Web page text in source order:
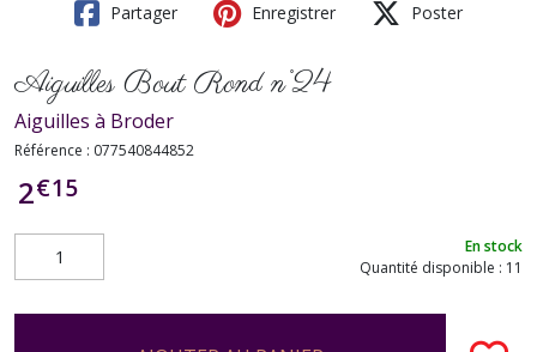
Partager Enregistrer Poster
Aiguilles Bout Rond n°24
Aiguilles à Broder
Référence : 077540844852
2€15
En stock
Quantité disponible : 11